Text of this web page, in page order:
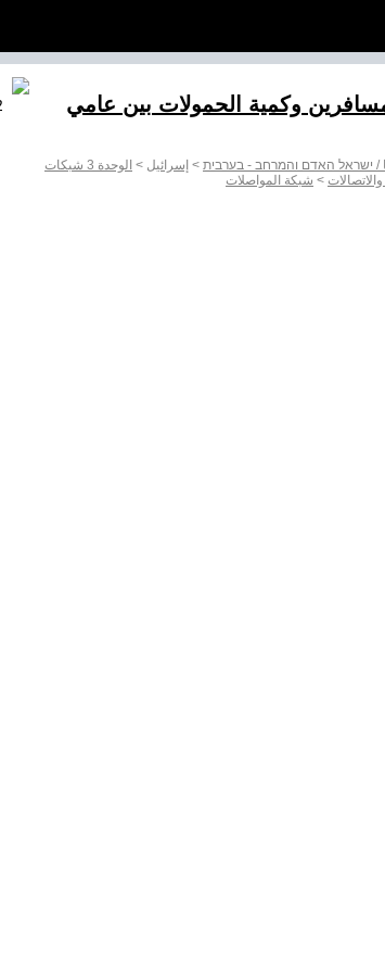
والمسافرين وكمية الحمولات بين عامي
/ ישראל האדם והמרחב - בערבית > إسرائيل >
الوحدة 3 شبكات
> شبكة المواصلات